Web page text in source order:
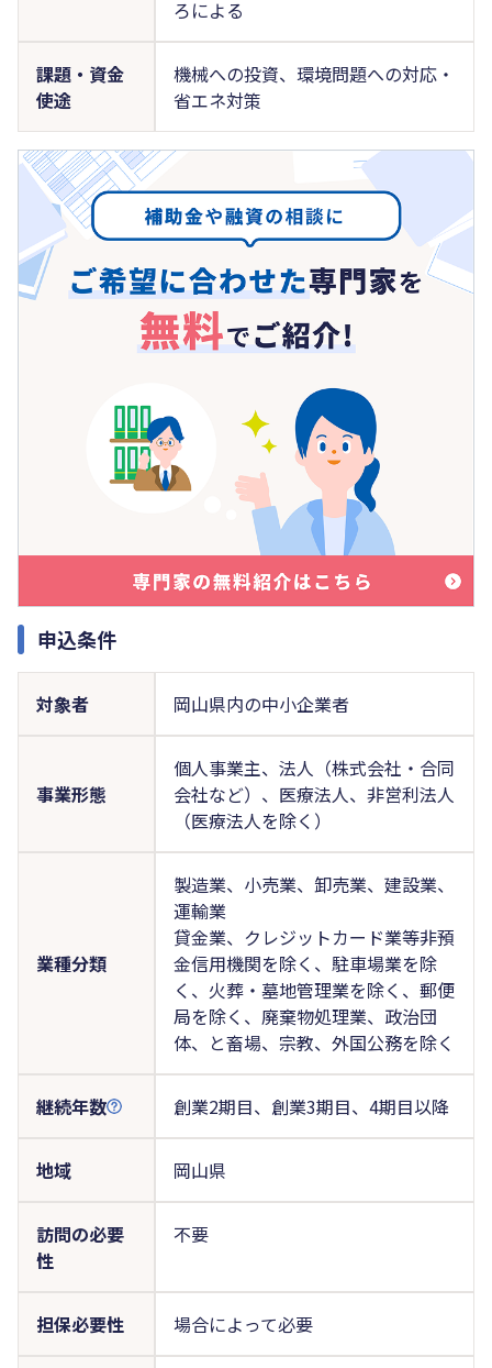
ろによる
課題・資金
使途
機械への投資、環境問題への対応・
省エネ対策
申込条件
対象者 岡山県内の中小企業者
事業形態
個人事業主、法人（株式会社・合同
会社など）、医療法人、非営利法人
（医療法人を除く）
業種分類
製造業、小売業、卸売業、建設業、
運輸業
貸金業、クレジットカード業等非預
金信用機関を除く、駐車場業を除
く、火葬・墓地管理業を除く、郵便
局を除く、廃棄物処理業、政治団
体、と畜場、宗教、外国公務を除く
継続年数 創業2期目、創業3期目、4期目以降
地域 岡山県
訪問の必要
性
不要
担保必要性 場合によって必要